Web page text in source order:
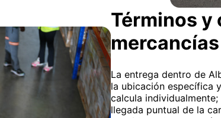
Términos y
La entrega dentro de
la ubicación específica
calcula
llegada puntual de la